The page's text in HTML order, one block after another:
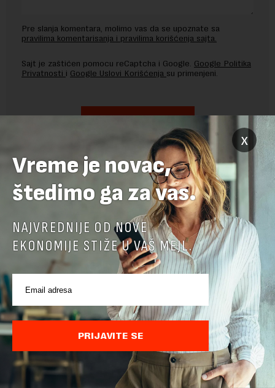
Pre slanja komentara, molimo vas da se upoznate sa
pravilima komentarisanja i pravilima korišćenja sajta.
Sajt je zaštićen pomocu reCaptcha i Google. Google Politika
Privatnosti i Google Uslovi Korišćenja su primenjeni.
x
Vreme je novac,
štedimo ga za vas.
NAJVREDNIJE OD NOVE
EKONOMIJE STIŽE U VAŠ MEJL.
PRIJAVITE SE